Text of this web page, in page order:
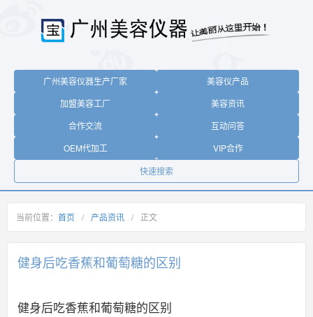
广州美容仪器生产厂家
美容仪产品
加盟美容工厂
美容资讯
合作交流
互动问答
OEM代加工
VIP合作
快速搜索
当前位置： 首页 / 产品资讯 / 正文
健身后吃香蕉和葡萄糖的区别
健身后吃香蕉和葡萄糖的区别